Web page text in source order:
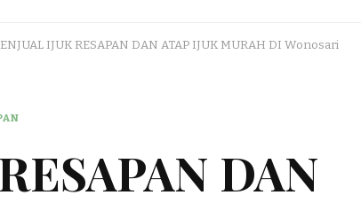
IJUK RESAPAN DAN ATAP IJUK MURAH DI Wonosari
DAN